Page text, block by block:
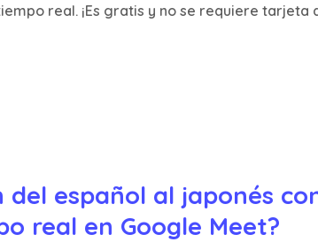
real. ¡Es gratis y no se requiere
español al japonés
real en Google Meet?